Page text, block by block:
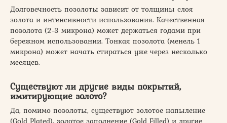
Долговечность позолоты зависит от толщины слоя
золота и интенсивности использования. Качественная
позолота (2-3 микрона) может держаться годами при
бережном использовании. Тонкая позолота (менель 1
микрона) может начать стираться уже через несколько
месяцев.
Существуют ли другие виды покрытий,
имитирующие золото?
Да, помимо позолоты, существуют золотое напыление